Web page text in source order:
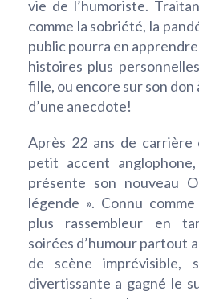
vie de l’humoriste.
comme la sobriété, la
public pourra en
histoires plus
fille, ou encore sur son
d’une anecdote!
Après 22 ans de carrière
petit accent anglophone,
présente son nouveau
légende ». Connu
plus rassembleur en
soirées d’humour partout
de scène imprévisible,
divertissante a gagné le